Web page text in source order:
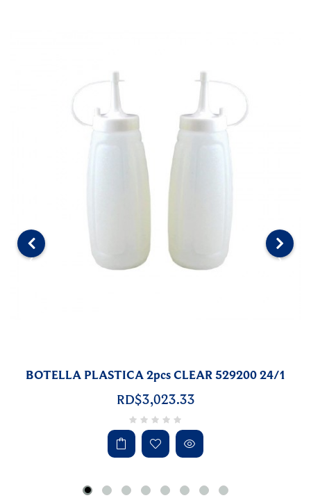
BOTELLA PLASTICA 2pcs CLEAR 529200 24/1
RD$3,023.33
‹ ›